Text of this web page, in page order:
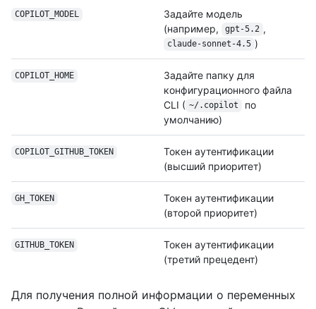
COPILOT_MODEL
Задайте модель
(например,
gpt-5.2 ,
claude-sonnet-4.5 )
COPILOT_HOME
Задайте папку для
конфигурационного файла
CLI ( ~/.copilot
по
умолчанию)
COPILOT_GITHUB_ TOKEN
Токен аутентификации
(высший приоритет)
GH_TOKEN
Токен аутентификации
(второй приоритет)
GITHUB_TOKEN
Токен аутентификации
(третий прецедент)
Для получения полной информации о переменных